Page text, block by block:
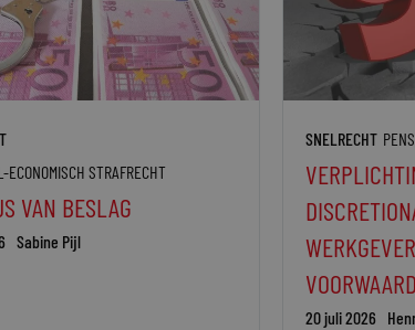
ECONOMISCH STRAFRECHT
VAN BESLAG
Sabine Pijl
SNELRECHT
20 juli 2026